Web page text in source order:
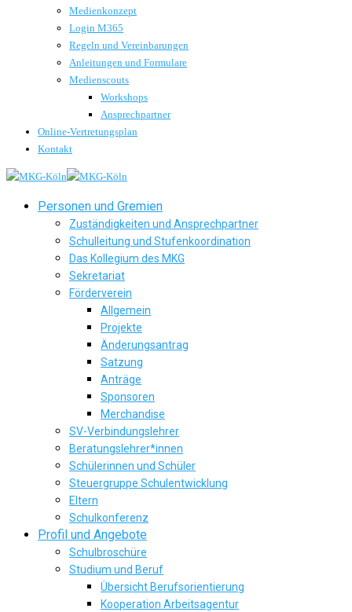
Medienkonzept
Login M365
Regeln und Vereinbarungen
Anleitungen und Formulare
Medienscouts
Workshops
Ansprechpartner
Online-Vertretungsplan
Kontakt
Personen und Gremien
Zuständigkeiten und Ansprechpartner
Schulleitung und Stufenkoordination
Das Kollegium des MKG
Sekretariat
Förderverein
Allgemein
Projekte
Änderungsantrag
Satzung
Anträge
Sponsoren
Merchandise
SV-Verbindungslehrer
Beratungslehrer*innen
Schülerinnen und Schüler
Steuergruppe Schulentwicklung
Eltern
Schulkonferenz
Profil und Angebote
Schulbroschüre
Studium und Beruf
Übersicht Berufsorientierung
Kooperation Arbeitsagentur